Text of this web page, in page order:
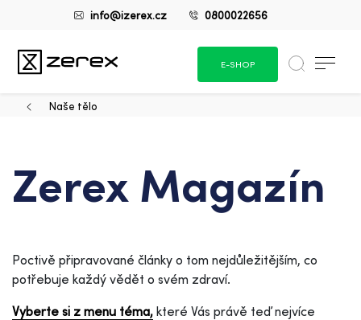
info@izerex.cz 0800022656
E-SHOP
Naše tělo
Zerex Magazín
Poctivě připravované články o tom nejdůležitějším, co
potřebuje každý vědět o svém zdraví.
Vyberte si z menu téma, které Vás právě teď nejvíce